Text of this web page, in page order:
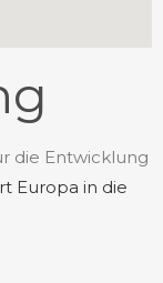
die Entwicklung
Europa in die